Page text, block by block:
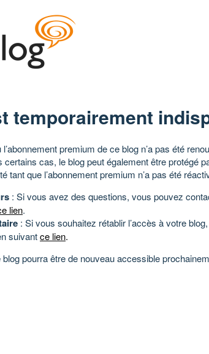
temporairement
premium de ce blog n’a pas été
certains cas, le blog peut également être protégé
tant que l’abonnement premium n’a pas été
: Si vous avez des questions, vous pouvez
lien.
: Si vous souhaitez rétablir l’accès à votre
suivantce lien.
pourra être de nouveau accessible